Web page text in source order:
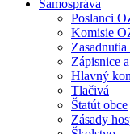
Samospráva
Poslanci
Komisie
Zápisnice
Hlavný
Tlačivá
Štatút obce
Zásady